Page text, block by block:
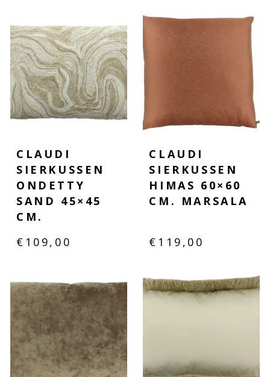
CLAUDI
SIERKUSSEN
ONDETTY
SAND 45×45
CM.
€ 109,00
CLAUDI
SIERKUSSEN
HIMAS 60×60
CM. MARSALA
€ 119,00